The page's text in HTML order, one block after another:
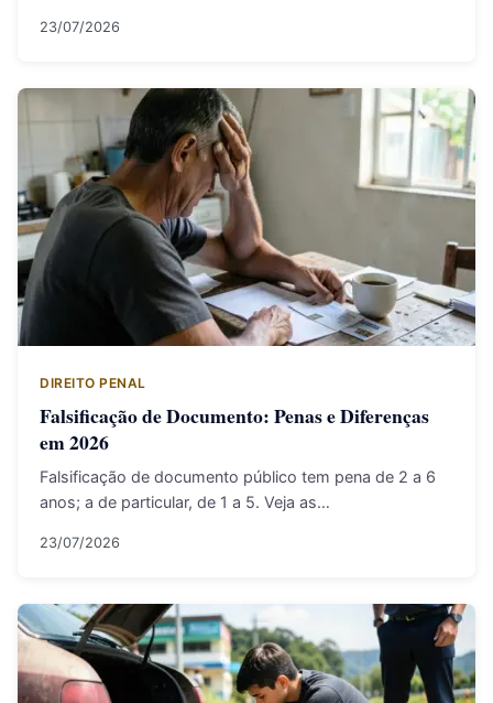
23/07/2026
DIREITO PENAL
Falsificação de Documento: Penas e Diferenças
em 2026
Falsificação de documento público tem pena de 2 a 6
anos; a de particular, de 1 a 5. Veja as…
23/07/2026